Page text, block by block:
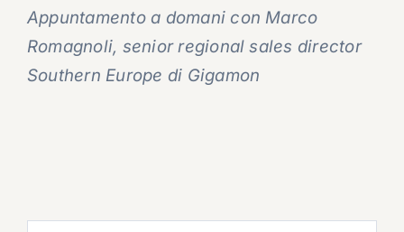
Appuntamento a domani con Marco
Romagnoli, senior regional sales director
Southern Europe di Gigamon